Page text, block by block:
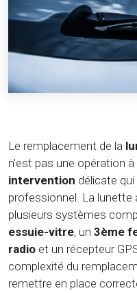
Le remplacement de la
n'est pas une opération
intervention délicate
professionnel. La lunette
plusieurs systèmes
essuie-vitre, un 3ème
radio et un récepteur
complexité du
remettre en place